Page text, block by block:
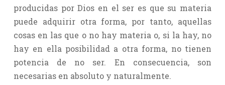
producidas por Dios en el ser es que su materia
puede adquirir otra forma, por tanto, aquellas
cosas en las que o no hay materia o, si la hay, no
hay en ella posibilidad a otra forma, no tienen
potencia de no ser. En consecuencia, son
necesarias en absoluto y naturalmente.